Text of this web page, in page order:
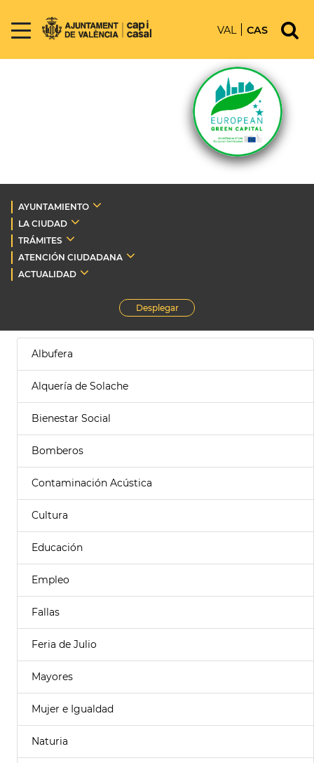
VAL CAS
AYUNTAMIENTO
LA CIUDAD
TRÁMITES
ATENCIÓN CIUDADANA
ACTUALIDAD
Desplegar
Albufera
Alquería de Solache
Bienestar Social
Bomberos
Contaminación Acústica
Cultura
Educación
Empleo
Fallas
Feria de Julio
Mayores
Mujer e Igualdad
Naturia